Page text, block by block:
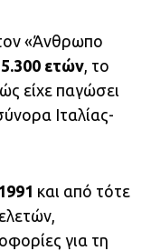
«Άνθρωπο
5.300 ετών, το
είχε παγώσει
Ιταλίας-
και από τότε
για τη